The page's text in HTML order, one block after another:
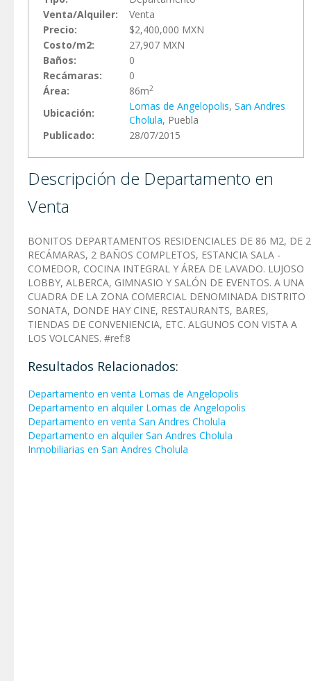
Venta/Alquiler:
Venta
Precio:
$2,400,000 MXN
Costo/m2:
27,907 MXN
Baños:
0
Recámaras:
0
Área:
86m2
Ubicación:
Lomas de Angelopolis, San Andres
Cholula, Puebla
Publicado:
28/07/2015
Descripción de Departamento en
Venta
BONITOS DEPARTAMENTOS RESIDENCIALES DE 86 M2, DE 2
RECÁMARAS, 2 BAÑOS COMPLETOS, ESTANCIA SALA -
COMEDOR, COCINA INTEGRAL Y ÁREA DE LAVADO. LUJOSO
LOBBY, ALBERCA, GIMNASIO Y SALÓN DE EVENTOS. A UNA
CUADRA DE LA ZONA COMERCIAL DENOMINADA DISTRITO
SONATA, DONDE HAY CINE, RESTAURANTS, BARES,
TIENDAS DE CONVENIENCIA, ETC. ALGUNOS CON VISTA A
LOS VOLCANES. #ref:8
Resultados Relacionados:
Departamento en venta Lomas de Angelopolis
Departamento en alquiler Lomas de Angelopolis
Departamento en venta San Andres Cholula
Departamento en alquiler San Andres Cholula
Inmobiliarias en San Andres Cholula